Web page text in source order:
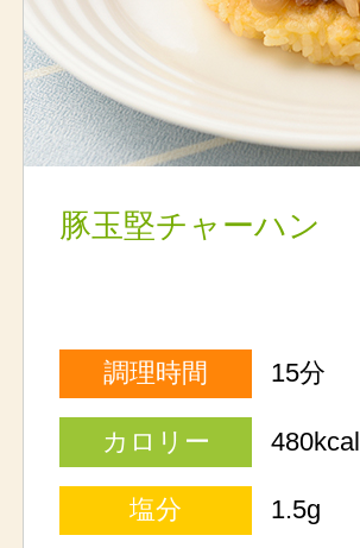
豚玉堅チャーハン
調理時間 15分
カロリー 480kcal
塩分 1.5g